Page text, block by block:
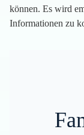
können. Es wird
Informationen zu